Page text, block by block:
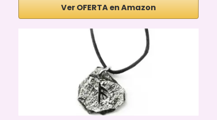
Ver OFERTA en Amazon